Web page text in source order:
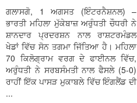
ਗਲਾਸਗੋ, 1 ਅਗਸਤ (ਇੰਟਰਨੈਸ਼ਨਲ) –
ਭਾਰਤੀ ਮਹਿਲਾ ਮੁੱਕੇਬਾਜ਼ ਅਰੁੰਧਤੀ ਚੌਧਰੀ ਨੇ
ਸ਼ਾਨਦਾਰ ਪ੍ਰਦਰਸ਼ਨ ਨਾਲ ਰਾਸ਼ਟਰਮੰਡਲ
ਖੇਡਾਂ ਵਿੱਚ ਸੋਨ ਤਗਮਾ ਜਿੱਤਿਆ ਹੈ। ਮਹਿਲਾ
70 ਕਿਲੋਗ੍ਰਾਮ ਵਰਗ ਦੇ ਫਾਈਨਲ ਵਿੱਚ,
ਅਰੁੰਧਤੀ ਨੇ ਸਰਬਸੰਮਤੀ ਨਾਲ ਫੈਸਲੇ (5-0)
ਰਾਹੀਂ ਇੱਕ ਪਾਸੜ ਮੁਕਾਬਲੇ ਵਿੱਚ ਇੰਗਲੈਂਡ ਦੀ
...